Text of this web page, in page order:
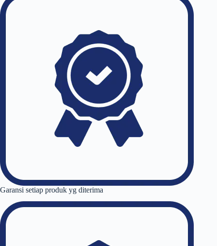
Garansi setiap produk yg diterima